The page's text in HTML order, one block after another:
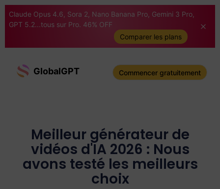
Claude Opus 4.6, Sora 2, Nano Banana Pro, Gemini 3 Pro,
GPT 5.2...tous sur Pro. 46% OFF
Comparer les plans
GlobalGPT Commencer gratuitement
Meilleur générateur de
vidéos d'IA 2026 : Nous
avons testé les meilleurs
choix